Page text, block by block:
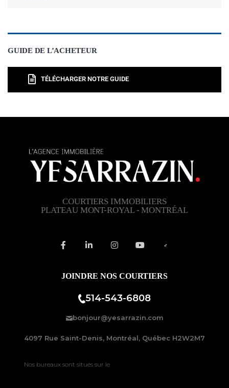
GUIDE DE L’ACHETEUR
TÉLÉCHARGER NOTRE GUIDE
COURTIERS IMMOBILIERS
PLATEAU MONT-ROYAL - MONTRÉAL
JOINDRE NOS COURTIERS
514-543-6808
bonjour@yesarrazin.com
4097 Rue Saint-Denis, Montréal, Québec H2W2M7
Nos bureaux sont situés sur le